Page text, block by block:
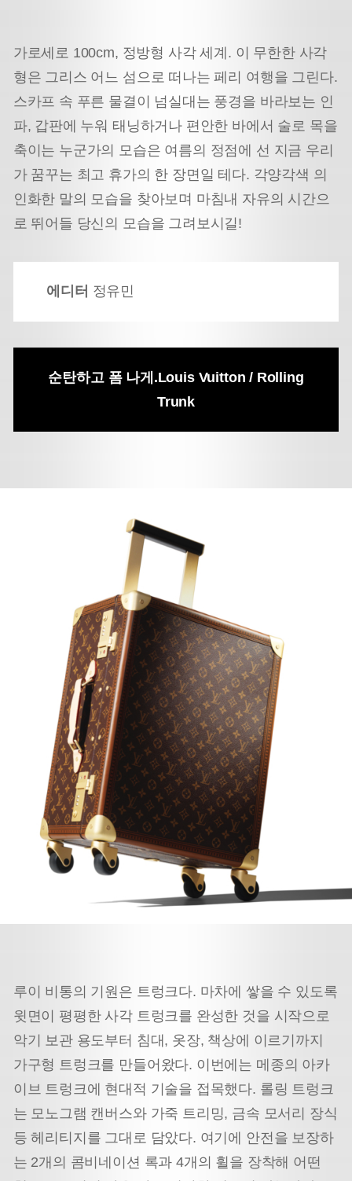
가로세로 100cm, 정방형 사각 세계. 이 무한한 사각
형은 그리스 어느 섬으로 떠나는 페리 여행을 그린다.
스카프 속 푸른 물결이 넘실대는 풍경을 바라보는 인
파, 갑판에 누워 태닝하거나 편안한 바에서 술로 목을
축이는 누군가의 모습은 여름의 정점에 선 지금 우리
가 꿈꾸는 최고 휴가의 한 장면일 테다. 각양각색 의
인화한 말의 모습을 찾아보며 마침내 자유의 시간으
로 뛰어들 당신의 모습을 그려보시길!
에디터 정유민
순탄하고 폼 나게.Louis Vuitton / Rolling
Trunk
루이 비통의 기원은 트렁크다. 마차에 쌓을 수 있도록
윗면이 평평한 사각 트렁크를 완성한 것을 시작으로
악기 보관 용도부터 침대, 옷장, 책상에 이르기까지
가구형 트렁크를 만들어왔다. 이번에는 메종의 아카
이브 트렁크에 현대적 기술을 접목했다. 롤링 트렁크
는 모노그램 캔버스와 가죽 트리밍, 금속 모서리 장식
등 헤리티지를 그대로 담았다. 여기에 안전을 보장하
는 2개의 콤비네이션 록과 4개의 휠을 장착해 어떤